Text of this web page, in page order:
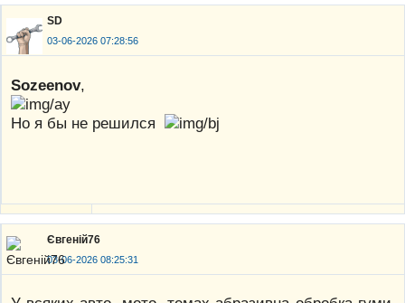
SD
03-06-2026 07:28:56
Sozeenov,
Но я бы не решился
Євгеній76
03-06-2026 08:25:31